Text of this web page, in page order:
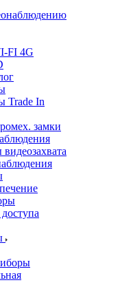
FI 4G
Trade In
замки